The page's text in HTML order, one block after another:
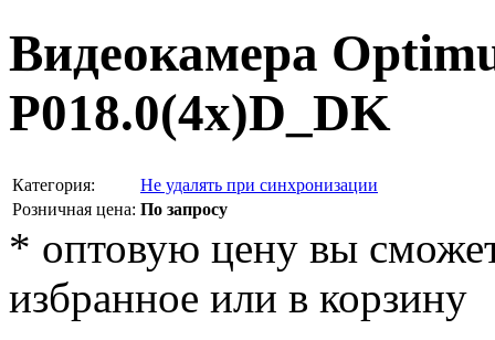
Видеокамера
P018.0(4x)D_DK
Категория:
Не удалять при синхронизации
Розничная цена: По запросу
* оптовую цену вы
избранное или в корзину